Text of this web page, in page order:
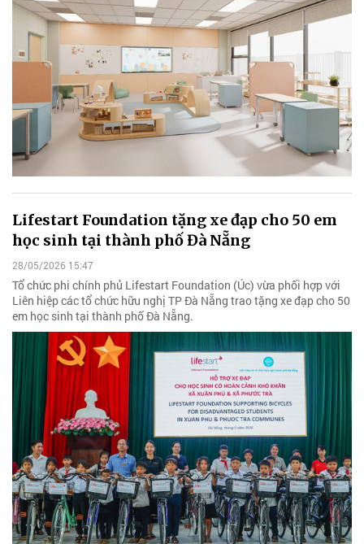
Lifestart Foundation tặng xe đạp cho 50 em
học sinh tại thành phố Đà Nẵng
28/05/2026 15:47
Tổ chức phi chính phủ Lifestart Foundation (Úc) vừa phối hợp với
Liên hiệp các tổ chức hữu nghị TP Đà Nẵng trao tặng xe đạp cho 50
em học sinh tại thành phố Đà Nẵng.